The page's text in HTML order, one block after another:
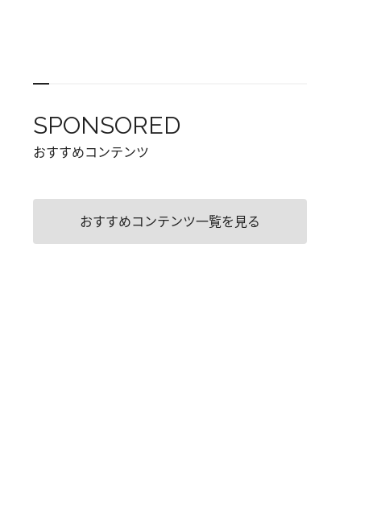
SPONSORED
おすすめコンテンツ
おすすめコンテンツ一覧を見る